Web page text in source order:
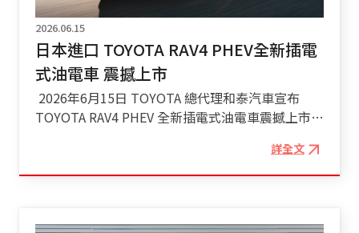
2026.06.15
日本進口 TOYOTA RAV4 PHEV全新插電
式油電車 震撼上市
2026年6月15日 TOYOTA 總代理和泰汽車宣布
TOYOTA RAV4 PHEV 全新插電式油電車震撼上市
式發表全新大改款第六代 RAV4 車型以來，憑藉日
本進口註1的身分與卓越產品力斬獲耀眼的接單佳
詳全文